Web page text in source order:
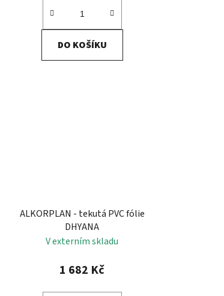
DO KOŠÍKU
ALKORPLAN - tekutá PVC fólie
DHYANA
V externím skladu
1 682 Kč